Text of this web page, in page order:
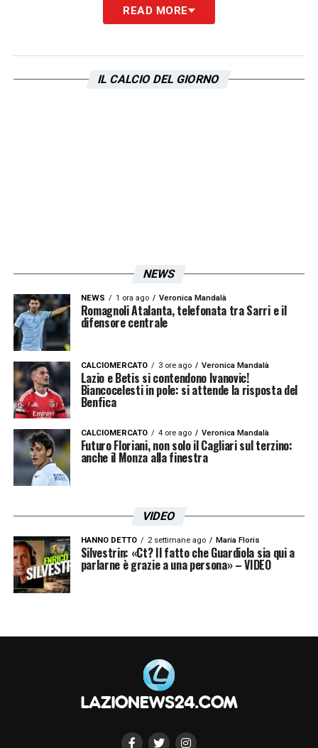
l’asse portante del Sassuolo. Immobile
prossime gare ufficiali. Stesso discorso per
Francesco Acerbi, che giocherà almeno una
READ MORE
IL CALCIO DEL GIORNO
NEWS
NEWS 1 ora ago Veronica Mandalà
Romagnoli Atalanta, telefonata tra Sarri e il
difensore centrale
CALCIOMERCATO 3 ore ago Veronica Mandalà
Lazio e Betis si contendono Ivanovic!
Biancocelesti in pole: si attende la risposta del
Benfica
CALCIOMERCATO 4 ore ago Veronica Mandalà
Futuro Floriani, non solo il Cagliari sul terzino:
anche il Monza alla finestra
VIDEO
HANNO DETTO 2 settimane ago Maria Floris
Silvestrin: «Ct? Il fatto che Guardiola sia qui a
parlarne è grazie a una persona» – VIDEO